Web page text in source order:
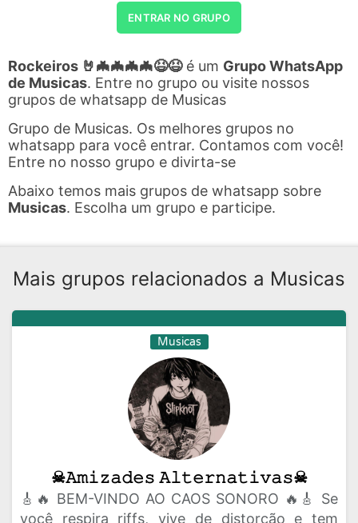
ENTRAR NO GRUPO
Rockeiros 🤘🦇🦇🦇🦇😆😆é um Grupo WhatsApp
de Musicas. Entre no grupo ou visite nossos
grupos de whatsapp de Musicas
Grupo de Musicas. Os melhores grupos no
whatsapp para você entrar. Contamos com você!
Entre no nosso grupo e divirta-se
Abaixo temos mais grupos de whatsapp sobre
Musicas. Escolha um grupo e participe.
Mais grupos relacionados a Musicas
Musicas
☠︎𝙰𝚖𝚒𝚣𝚊𝚍𝚎𝚜 𝙰𝚕𝚝𝚎𝚛𝚗𝚊𝚝𝚒𝚟𝚊𝚜☠︎
🎸🔥 BEM-VINDO AO CAOS SONORO 🔥🎸 Se
você respira riffs, vive de distorção e tem